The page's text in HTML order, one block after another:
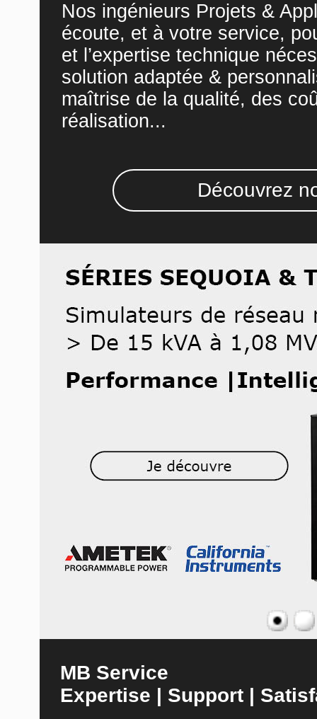
Nos ingénieurs Projets &
écoute, et à votre service,
et l’expertise technique
solution adaptée &
maîtrise de la qualité, des
réalisation...
Découvrez
MB Service
Expertise | Support |